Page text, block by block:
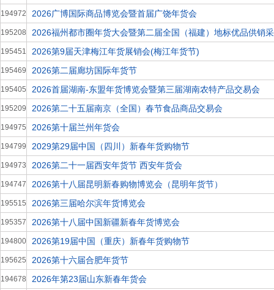
194972 2026广博国际商品博览会暨首届广饶年货会
195208 2026福州都市圈年货大会暨第二届全国（福建）地标优品供销
195451 2026第9届天津梅江年货展销会(梅江年货节)
195469 2026第二届廊坊国际年货节
195405 2026首届湖南-东盟年货博览会暨第三届湖南农特产品交易会
195209 2026第二十五届南京（全国）春节食品商品交易会
194975 2026第十届兰州年货会
194799 2029第29届中国（四川）新春年货购物节
194973 2026第二十一届西安年货节 西安年货会
194747 2026第十八届昆明新春购物博览会（昆明年货节）
195515 2026第三届哈尔滨年货博览会
195357 2026第十八届中国新疆新春年货博览会
194800 2026第19届中国（重庆）新春年货购物节
195625 2026第十六届合肥年货节
194678 2026年第23届山东新春年货会